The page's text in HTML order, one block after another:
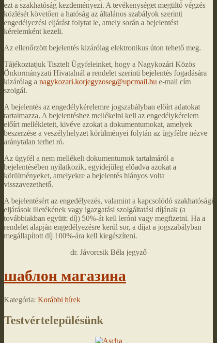
ezt a szakhatóság kezdeményezi. A tevékenységet megtiltó végzés
közlését követően a hatóság az általános szabályok szerinti
engedélyezési eljárást folytat le, amely során a bejelentést
kérelemként kezeli.
Az ellenőrzött bejelentés kizárólag elektronikus úton tehető meg.
Tájékoztatjuk Tisztelt Ügyfeleinket, hogy a Nagykozári Közös
Önkormányzati Hivatalnál a rendelet szerinti bejelentés fogadására
kizárólag a nagykozari.korjegyzoseg@upcmail.hu e-mail cím
szolgál.
A bejelentés az engedélykérelemre jogszabályban előírt adatokat
tartalmazza. A bejelentéshez mellékelni kell az engedélykérelem
előírt mellékleteit, kivéve azokat a dokumentumokat, amelyek
beszerzése a veszélyhelyzet körülményei folytán az ügyfélre nézve
aránytalan terhet ró.
Az ügyfél a nem mellékelt dokumentumok tartalmáról a
bejelentésében nyilatkozik, egyidejűleg előadva azokat a
körülményeket, amelyekre a bejelentés hiányos volta
visszavezethető.
A bejelentésért az engedélyezés, valamint a kapcsolódó szakhatósági
eljárások illetékének vagy igazgatási szolgáltatási díjának (a
továbbiakban együtt: díj) 50%-át kell leróni vagy megfizetni. Ha a
rendelet alapján engedélyezésre kerül sor, a díjat a jogszabályban
megállapított díj 100%-ára kell kiegészíteni.
dr. Jávorcsik Béla jegyző
шаблон магазина
Kategória: Korábbi hírek
Testvértelepülésünk